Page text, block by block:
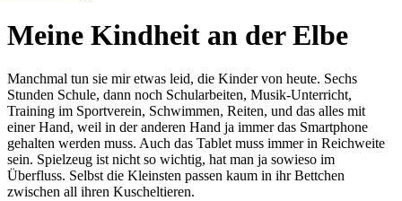
Meine Kindheit an der Elbe
Manchmal tun sie mir etwas leid, die Kinder von heute. Sechs
Stunden Schule, dann noch Schularbeiten, Musik-Unterricht,
Training im Sportverein, Schwimmen, Reiten, und das alles mit
einer Hand, weil in der anderen Hand ja immer das Smartphone
gehalten werden muss. Auch das Tablet muss immer in Reichweite
sein. Spielzeug ist nicht so wichtig, hat man ja sowieso im
Überfluss. Selbst die Kleinsten passen kaum in ihr Bettchen
zwischen all ihren Kuscheltieren.